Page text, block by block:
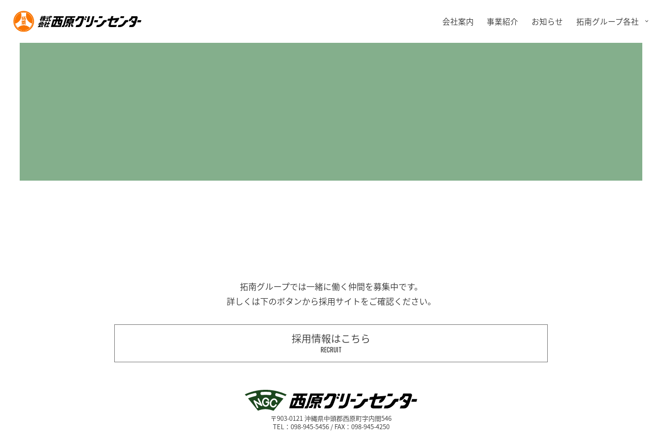
会社案内 事業紹介 お知らせ 拓南グループ各社
拓南グループでは一緒に働く 仲間を募集中です。
詳しくは下のボタンから採用サイトをご確認ください。
採用情報はこちら
RECRUIT
〒903-0121 沖縄県中頭郡西原町字内間546
TEL：098-945-5456 / FAX：098-945-4250